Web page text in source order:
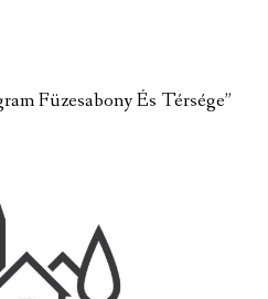
Füzesabony És Térsége”